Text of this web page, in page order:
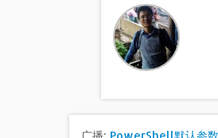
广播: PowerShell默认参